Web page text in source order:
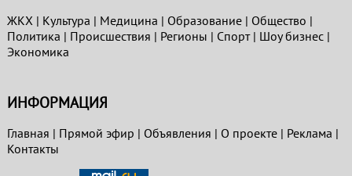
ЖКХ| Культура | Медицина | Образование| Общество |
Политика | Проиcшествия | Регионы | Спорт| Шоу бизнес|
Экономика
ИНФОРМАЦИЯ
Главная | Прямой эфир | Объявления | О проекте| Реклама |
Контакты